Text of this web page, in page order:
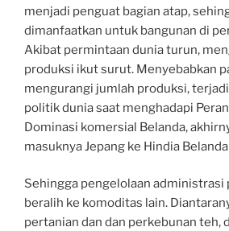
menjadi penguat bagian atap,
dimanfaatkan untuk bangunan di
Akibat permintaan dunia turun,
produksi ikut surut. Menyebabkan
mengurangi jumlah produksi,
politik dunia saat menghadapi
Dominasi komersial Belanda,
masuknya Jepang ke Hindia
Sehingga pengelolaan administrasi
beralih ke komoditas lain.
pertanian dan dan perkebunan teh,